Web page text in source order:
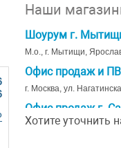
Наши
Шоурум г.
М.о., г. Мытищи,
Офис продаж и
г. Москва, ул.
Офис продаж г.
г. Санкт-Петербург, ул.
Хотите уточнить